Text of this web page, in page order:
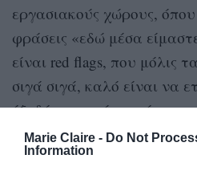
Marie Claire - Do Not
Information
εργασιακούς χώρους,
φράσεις «εδώ μέσα
είναι red flags, που μόλις
σιγά σιγά, καλό είναι να
έξοδό σου από το χώρο
ανθρώπων που έχουν ήδη
φορές, βέβαια, δεν έχεις